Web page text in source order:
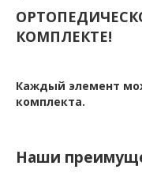
КОМПЛЕКТЕ!
Каждый элемент
комплекта.
Наши